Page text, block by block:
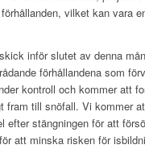
vilket kan vara
inför slutet av denna
förhållandena som
kontroll och kommer att
fram till snöfall. Vi kommer
efter stängningen för att
att minska risken för